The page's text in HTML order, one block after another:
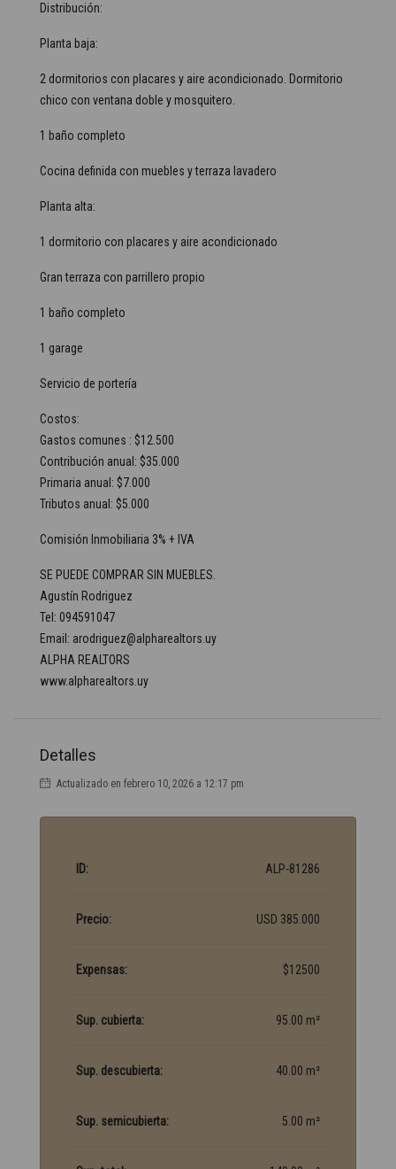
Distribución:
Planta baja:
2 dormitorios con placares y aire acondicionado. Dormitorio
chico con ventana doble y mosquitero.
1 baño completo
Cocina definida con muebles y terraza lavadero
Planta alta:
1 dormitorio con placares y aire acondicionado
Gran terraza con parrillero propio
1 baño completo
1 garage
Servicio de portería
Costos:
Gastos comunes : $12.500
Contribución anual: $35.000
Primaria anual: $7.000
Tributos anual: $5.000
Comisión Inmobiliaria 3% + IVA
SE PUEDE COMPRAR SIN MUEBLES.
Agustín Rodriguez
Tel: 094591047
Email: arodriguez@alpharealtors.uy
ALPHA REALTORS
www.alpharealtors.uy
Detalles
Actualizado en febrero 10, 2026 a 12:17 pm
ID: ALP-81286
Precio: USD 385.000
Expensas: $12500
Sup. cubierta: 95.00 m²
Sup. descubierta: 40.00 m²
Sup. semicubierta: 5.00 m²